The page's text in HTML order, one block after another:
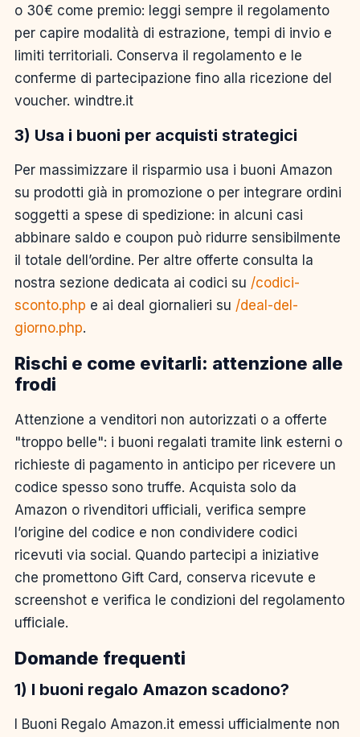
o 30€ come premio: leggi sempre il regolamento
per capire modalità di estrazione, tempi di invio e
limiti territoriali. Conserva il regolamento e le
conferme di partecipazione fino alla ricezione del
voucher. windtre.it
3) Usa i buoni per acquisti strategici
Per massimizzare il risparmio usa i buoni Amazon
su prodotti già in promozione o per integrare ordini
soggetti a spese di spedizione: in alcuni casi
abbinare saldo e coupon può ridurre sensibilmente
il totale dell’ordine. Per altre offerte consulta la
nostra sezione dedicata ai codici su /codici-
sconto.php e ai deal giornalieri su /deal-del-
giorno.php.
Rischi e come evitarli: attenzione alle
frodi
Attenzione a venditori non autorizzati o a offerte
"troppo belle": i buoni regalati tramite link esterni o
richieste di pagamento in anticipo per ricevere un
codice spesso sono truffe. Acquista solo da
Amazon o rivenditori ufficiali, verifica sempre
l’origine del codice e non condividere codici
ricevuti via social. Quando partecipi a iniziative
che promettono Gift Card, conserva ricevute e
screenshot e verifica le condizioni del regolamento
ufficiale.
Domande frequenti
1) I buoni regalo Amazon scadono?
I Buoni Regalo Amazon.it emessi ufficialmente non